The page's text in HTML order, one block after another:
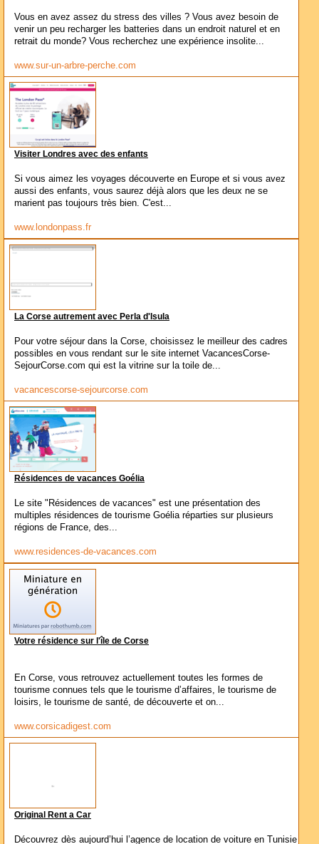
Vous en avez assez du stress des villes ? Vous avez besoin de
venir un peu recharger les batteries dans un endroit naturel et en
retrait du monde? Vous recherchez une expérience insolite...
www.sur-un-arbre-perche.com
Visiter Londres avec des enfants
Si vous aimez les voyages découverte en Europe et si vous avez
aussi des enfants, vous saurez déjà alors que les deux ne se
marient pas toujours très bien. C'est...
www.londonpass.fr
La Corse autrement avec Perla d'Isula
Pour votre séjour dans la Corse, choisissez le meilleur des cadres
possibles en vous rendant sur le site internet VacancesCorse-
SejourCorse.com qui est la vitrine sur la toile de...
vacancescorse-sejourcorse.com
Résidences de vacances Goélia
Le site "Résidences de vacances" est une présentation des
multiples résidences de tourisme Goélia réparties sur plusieurs
régions de France, des...
www.residences-de-vacances.com
Votre résidence sur l'île de Corse
En Corse, vous retrouvez actuellement toutes les formes de
tourisme connues tels que le tourisme d’affaires, le tourisme de
loisirs, le tourisme de santé, de découverte et on...
www.corsicadigest.com
Original Rent a Car
Découvrez dès aujourd’hui l’agence de location de voiture en Tunisie